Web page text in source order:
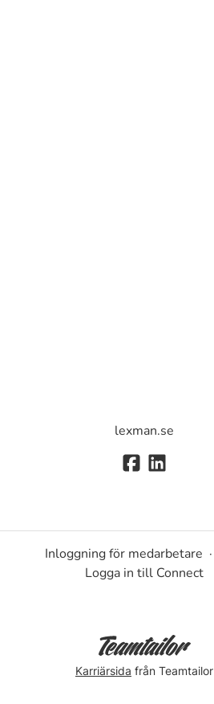
lexman.se
Inloggning för medarbetare ·
Logga in till Connect
Karriärsida från Teamtailor